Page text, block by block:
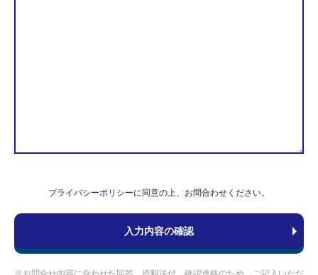
プライバシーポリシーに同意の上、お問合わせください。